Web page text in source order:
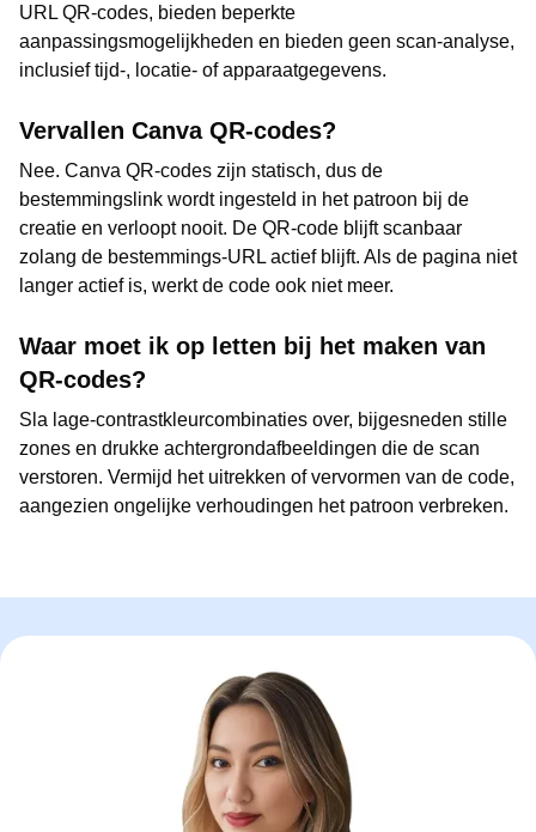
URL QR-codes, bieden beperkte
aanpassingsmogelijkheden en bieden geen scan-analyse,
inclusief tijd-, locatie- of apparaatgegevens.
Vervallen Canva QR-codes?
Nee. Canva QR-codes zijn statisch, dus de
bestemmingslink wordt ingesteld in het patroon bij de
creatie en verloopt nooit. De QR-code blijft scanbaar
zolang de bestemmings-URL actief blijft. Als de pagina niet
langer actief is, werkt de code ook niet meer.
Waar moet ik op letten bij het maken van
QR-codes?
Sla lage-contrastkleurcombinaties over, bijgesneden stille
zones en drukke achtergrondafbeeldingen die de scan
verstoren. Vermijd het uitrekken of vervormen van de code,
aangezien ongelijke verhoudingen het patroon verbreken.